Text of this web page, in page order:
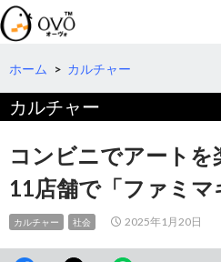
検
索
コ
テ
ツ
へ
ホーム > カルチャー
カルチャー
コンビニでアート
11店舗で「ファミマ
カルチャー 社会 2025年1月20日